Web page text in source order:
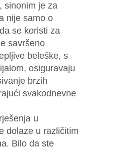
sinonim je za
nije samo o
se koristi za
savršeno
beleške, s
osiguravaju
brzih
svakodnevne
u
dolaze u različitim
Bilo da ste